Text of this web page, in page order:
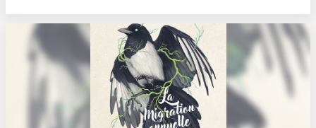
crade...